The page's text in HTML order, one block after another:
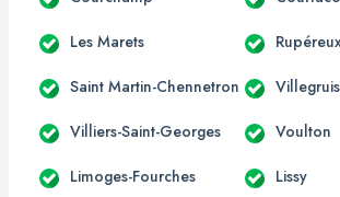
Les Marets
Saint Martin-Chennetron Villegruis
Villiers-Saint-Georges Voulton
Limoges-Fourches Lissy